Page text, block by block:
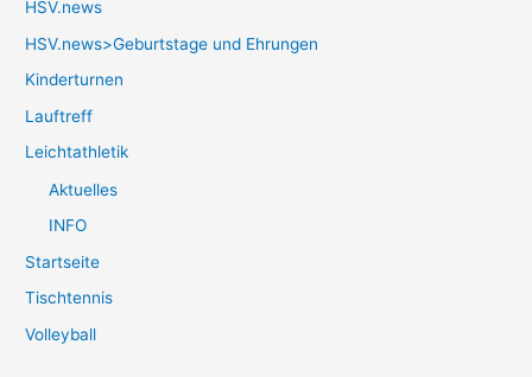
HSV.news
HSV.news>Geburtstage und Ehrungen
Kinderturnen
Lauftreff
Leichtathletik
Aktuelles
INFO
Startseite
Tischtennis
Volleyball